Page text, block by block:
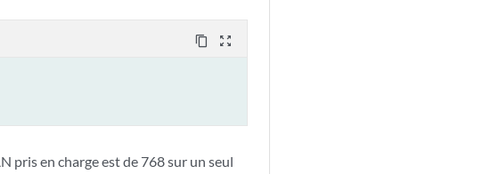
content_copy zoom_out_map
pris en charge est de 768 sur un seul